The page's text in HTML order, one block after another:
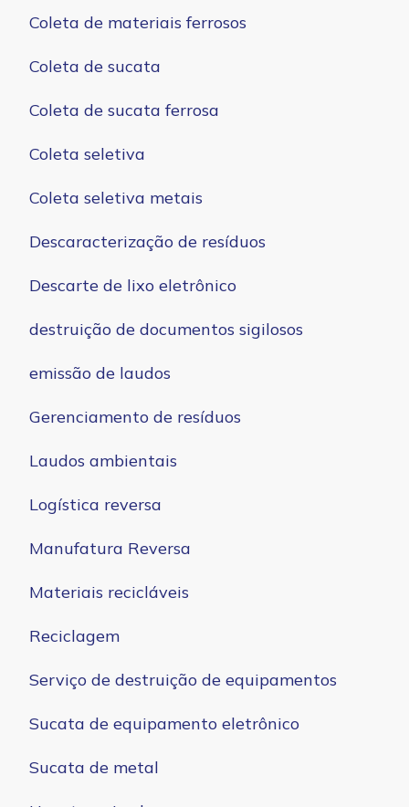
Coleta de materiais ferrosos
Coleta de sucata
Coleta de sucata ferrosa
Coleta seletiva
Coleta seletiva metais
Descaracterização de resíduos
Descarte de lixo eletrônico
destruição de documentos sigilosos
emissão de laudos
Gerenciamento de resíduos
Laudos ambientais
Logística reversa
Manufatura Reversa
Materiais recicláveis
Reciclagem
Serviço de destruição de equipamentos
Sucata de equipamento eletrônico
Sucata de metal